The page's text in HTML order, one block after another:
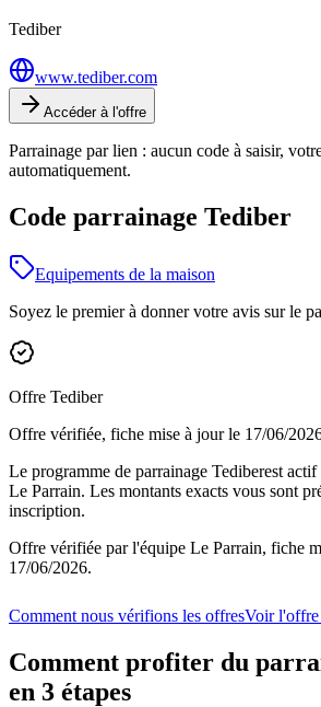
Tediber
www.tediber.com
Accéder à l'offre
Parrainage par lien : aucun code à saisir,
automatiquement.
Code parrainage Tediber
Equipements de la maison
Soyez le premier à donner votre avis sur le
Offre Tediber
Offre vérifiée, fiche mise à jour le 17/06/
Le programme de parrainage Tediberest
Le Parrain. Les montants exacts vous sont
inscription.
Offre vérifiée par l'équipe Le Parrain, fiche
17/06/2026.
Comment nous vérifions les offresVoir l'offre
Comment profiter du
en 3 étapes